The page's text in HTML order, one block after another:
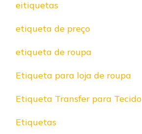
eitiquetas
etiqueta de preço
etiqueta de roupa
Etiqueta para loja de roupa
Etiqueta Transfer para Tecido
Etiquetas